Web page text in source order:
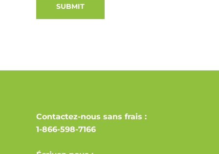
Contactez-nous sans frais :
1-866-598-7166